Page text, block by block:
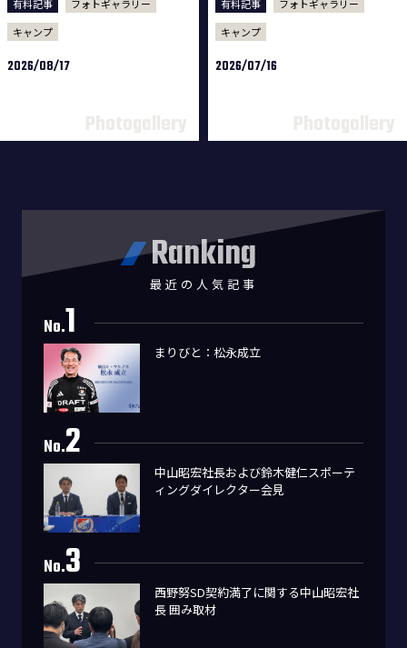
有料記事
フォトギャラリー
キャンプ
2026/08/17
有料記事
フォトギャラリー
キャンプ
2026/07/16
Ranking
最近の人気記事
No.1
まりびと：松永成立
No.2
中山昭宏社長および鈴木健仁スポーテ
ィングダイレクター会見
No.3
西野努SD契約満了に関する中山昭宏社
長 囲み取材